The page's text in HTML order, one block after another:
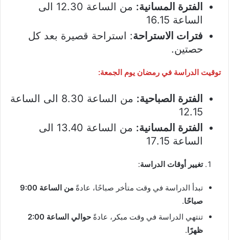
الفترة المسانية:
من الساعة 12.30 الى
الساعة 16.15
فترات الاستراحة: استراحة قصيرة بعد كل
حصتين.
توقيت الدراسة في رمضان يوم الجمعة:
الفترة الصباحية:
من الساعة 8.30 الى الساعة
12.15
الفترة المسانية:
من الساعة 13.40 الى
الساعة 17.15
تغيير أوقات الدراسة:
تبدأ الدراسة في وقت متأخر صباحًا، عادةً
من الساعة 9:00
صباحًا.
تنتهي الدراسة في وقت مبكر، عادةً
حوالي الساعة 2:00
ظهرًا.